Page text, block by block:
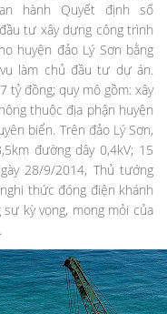
hành Quyết định số
tư xây dựng công trình
huyện đảo Lý Sơn bằng
vụ làm chủ đầu tư dự án.
tỷ đồng; quy mô gồm: xây
thuộc địa phận huyện
biển. Trên đảo Lý Sơn,
đường dây 0,4kV; 15
28/9/2014, Thủ tướng
thức đóng điện khánh
kỳ vọng, mong mỏi của